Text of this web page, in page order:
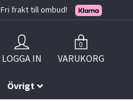
Fri frakt till ombud!
LOGGA IN
0
VARUKORG
Övrigt